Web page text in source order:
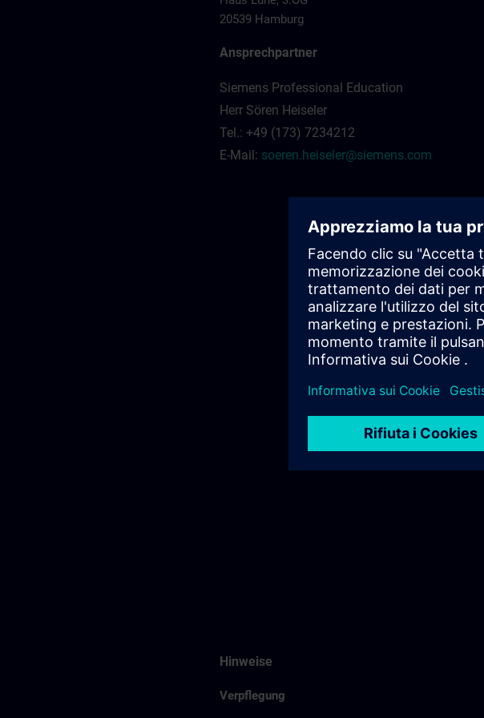
20539 Hamburg
Ansprechpartner
Siemens Professional Education
Herr Sören Heiseler
Tel.: +49 (173) 7234212
E-Mail: soeren.heiseler@siemens.com
Hinweise
Verpflegung